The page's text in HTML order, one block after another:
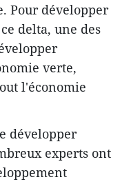
Pour développer
delta, une des
verte,
l'économie
développer
experts ont